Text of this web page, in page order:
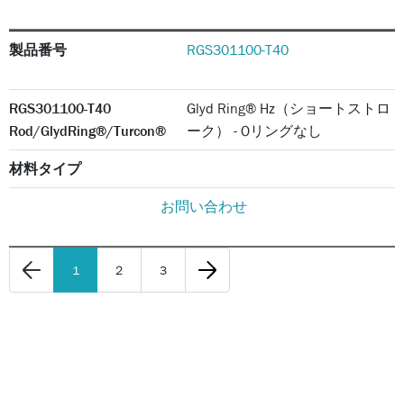
製品番号 RGS301100-T40
RGS301100-T40
Rod/GlydRing®/Turcon®
Glyd Ring® Hz（ショートストロ
ーク） - Oリングなし
材料タイプ
お問い合わせ
1 2 3